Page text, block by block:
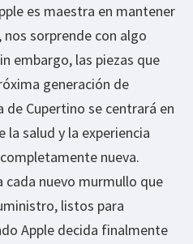
es maestra en mantener
sorprende con algo
embargo, las piezas que
generación de
Cupertino se centrará en
salud y la experiencia
nueva.
nuevo murmullo que
listos para
Apple decida finalmente